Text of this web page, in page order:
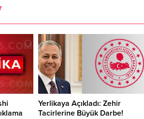
Yerlikaya Açıkladı: Zehir
Tacirlerine Büyük Darbe!